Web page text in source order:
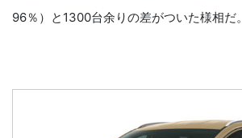
96％）と1300台余りの差がついた様相だ。